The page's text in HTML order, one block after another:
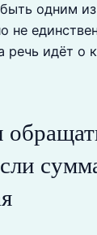
одним
не
речь идёт о